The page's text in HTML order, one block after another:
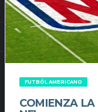
FUTBÓL AMERICANO
COMIENZA LA